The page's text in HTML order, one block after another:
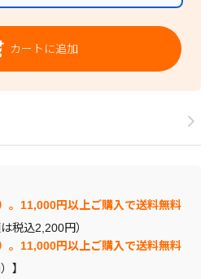
カートに追加
。11,000円以上ご購入で送料無料
税込2,200円）
。11,000円以上ご購入で送料無料
】